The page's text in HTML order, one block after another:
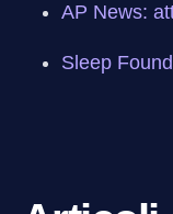
AP News:
Sleep